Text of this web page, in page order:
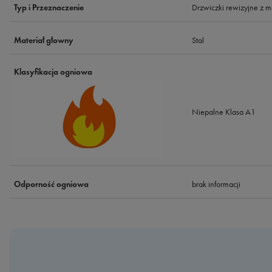
Typ i Przeznaczenie Drzwiczki rewizyjne z
Materiał głowny Stal
Klasyfikacja ogniowa
Niepalne Klasa A1
Odporność ogniowa brak informacji